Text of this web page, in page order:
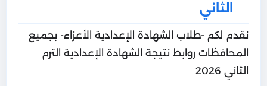
الثاني
نقدم لكم -طلاب الشهادة الإعدادية الأعزاء- بجميع
المحافظات روابط نتيجة الشهادة الإعدادية الترم
الثاني 2026